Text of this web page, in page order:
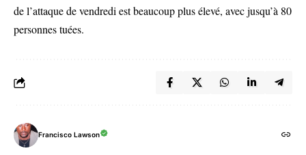
de l’attaque de vendredi est beaucoup plus élevé, avec jusqu’à 80
personnes tuées.
Francisco Lawson